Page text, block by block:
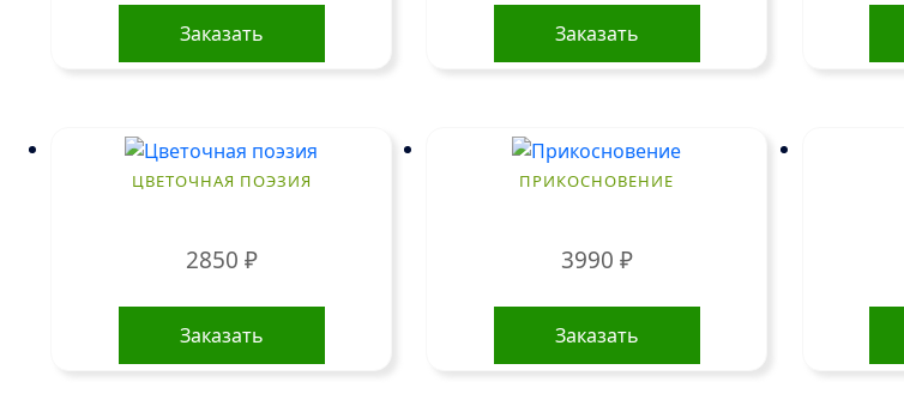
Заказать Заказать
ЦВЕТОЧНАЯ ПОЭЗИЯ
2850 ₽
Заказать
ПРИКОСНОВЕНИЕ
3990 ₽
Заказать